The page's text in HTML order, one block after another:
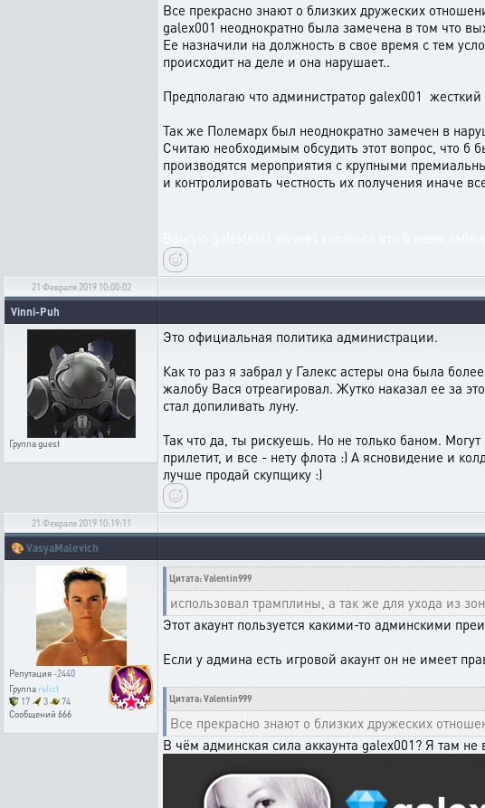
Все прекрасно знают о близких дружеских
galex001 неоднократно была замечена в том что
Ее назначили на должность в свое время с тем
происходит на деле и она нарушает..
Предполагаю что администратор galex001
Так же Полемарх был неоднократно замечен в
Считаю необходимым обсудить этот вопрос, что б
производятся мероприятия с крупными
и контролировать честность их получения иначе
21 Февраля 2019 10:00:02
Vinni-Puh
Группаguest
Это официальная политика администрации.
Как то раз я забрал у Галекс астеры она была
жалобу Вася отреагировал. Жутко наказал ее за
стал допиливать луну.
Так что да, ты рискуешь. Но не только баном.
прилетит, и все - нету флота :) А ясновидение и
лучше продай скупщику :)
21 Февраля 2019 10:19:11
🎨 VasyaMalevich
Репутация-2440
Группа relict
17
3
74
Сообщений 666
Цитата: Valentin999
использовал трамплины, а так же для ухода из
Этот акаунт пользуется какими-то админскими
Если у админа есть игровой акаунт он не имеет
Цитата: Valentin999
Все прекрасно знают о близких дружеских
В чём админская сила аккаунта galex001? Я там не